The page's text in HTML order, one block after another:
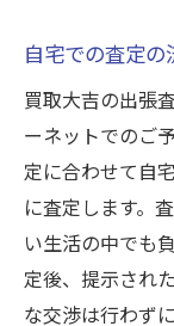
自宅での査定
買取大吉の出張
ーネットでのご
定に合わせて自
に査定します。
い生活の中でも
定後、提示され
な交渉は行わず